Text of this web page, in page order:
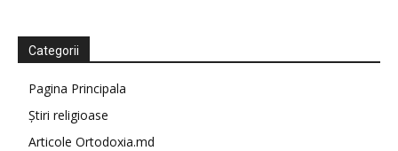
Categorii
Pagina Principala
Știri religioase
Articole Ortodoxia.md